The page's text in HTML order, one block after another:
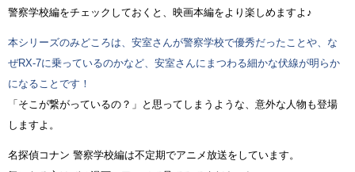
警察学校編をチェックしておくと、映画本編をより楽しめますよ♪
本シリーズのみどころは、安室さんが警察学校で優秀だったことや、な
ぜRX-7に乗っているのかなど、安室さんにまつわる細かな伏線が明らか
になることです！
「そこが繋がっているの？」と思ってしまうような、意外な人物も登場
しますよ。
名探偵コナン 警察学校編は不定期でアニメ放送をしています。